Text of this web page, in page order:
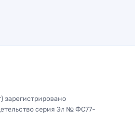
зарегистрировано
серия Эл № ФС77-